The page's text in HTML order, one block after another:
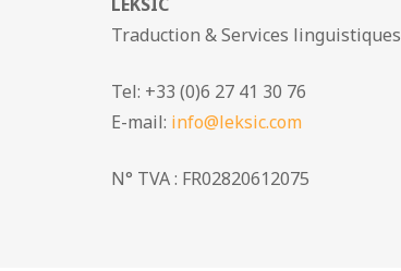
Traduction & Services linguistiques
Tel: +33 (0)6 27 41 30 76
E-mail: info@leksic.com
N° TVA : FR02820612075